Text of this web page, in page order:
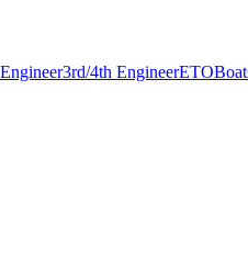
3rd/4th EngineerETO